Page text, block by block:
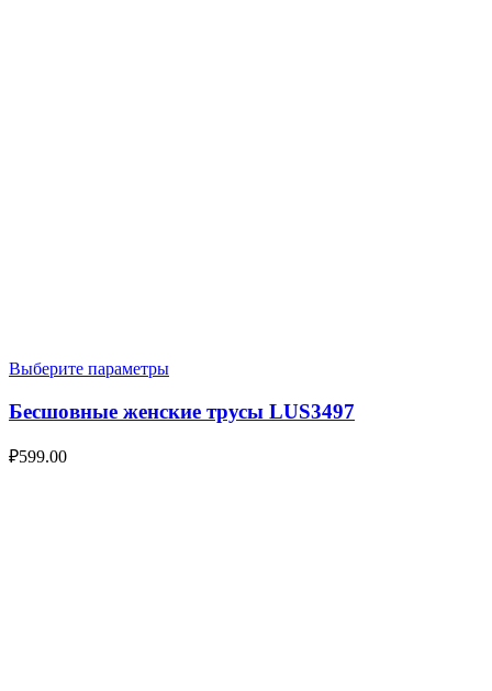
Выберите параметры
Бесшовные женские трусы LUS3497
₽599.00